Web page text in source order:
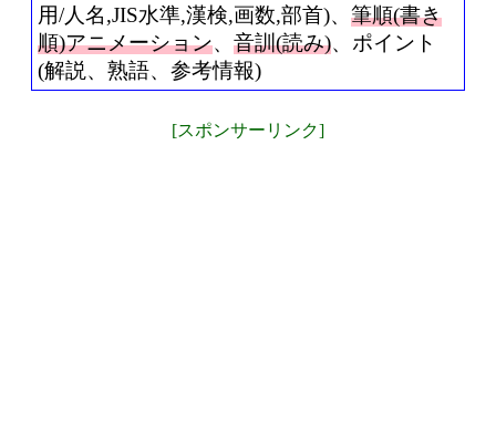
用/人名,JIS水準,漢検,画数,部首)、 筆順(書き
順)アニメーション、 音訓(読み)、ポイント
(解説、熟語、参考情報)
[スポンサーリンク]